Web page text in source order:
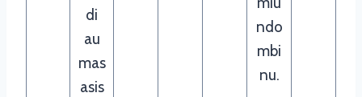
di
au
mas
asis
ndo
mbi
nu.